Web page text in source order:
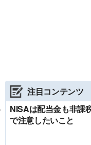
注目コンテンツ
NISAは配当金も非課
で注意したいこと